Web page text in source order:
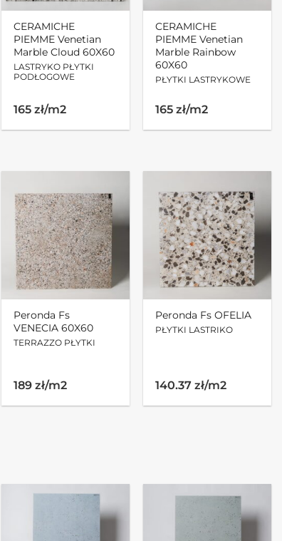
CERAMICHE
PIEMME Venetian
Marble Cloud 60X60
LASTRYKO PŁYTKI
PODŁOGOWE
165 zł/m2
CERAMICHE
PIEMME Venetian
Marble Rainbow
60X60
PŁYTKI LASTRYKOWE
165 zł/m2
Peronda Fs
VENECIA 60X60
TERRAZZO PŁYTKI
189 zł/m2
Peronda Fs OFELIA
PŁYTKI LASTRIKO
140.37 zł/m2